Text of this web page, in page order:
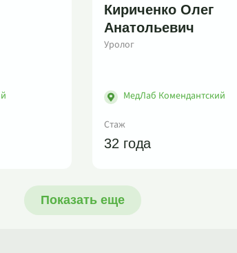
Кириченко Олег
Анатольевич
Уролог
МедЛаб Комендантский
Стаж
32 года
Показать еще